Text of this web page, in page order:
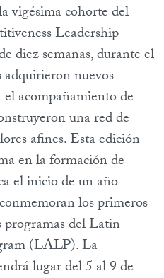
vigésima cohorte del
Leadership
diez semanas, durante el
nuevos
acompañamiento de
una red de
afines. Esta edición
en la formación de
el inicio de un año
los primeros
programas del Latin
(LALP). La
lugar del 5 al 9 de